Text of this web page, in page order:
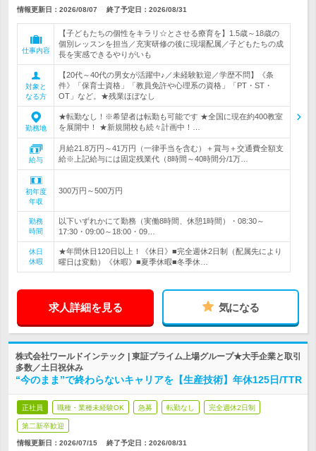
情報更新日：2026/08/07 終了予定日： 2026/08/31
仕事内容
【子どもたちの個性をキラリ☆とさせる療育を】1.5歳～18歳の
個別レッスンを担当／充実研修の後に現場配属／子どもたちの成
長を実感できるやりがいも
対象と
なる方
【20代～40代の男女が活躍中♪／未経験歓迎／学歴不問】《条
件》「保育士資格」「教員免許や心理系の資格」「PT・ST・
OT」など。★残業ほぼなし
勤務地
★転勤なし！※希望者は転勤も可能です ★全国に現在約400教室
を展開中！ ★新規開校も続々計画中！…
給与
月給21.8万円～41万円（一律手当を含む）＋賞与＋交通費全額支
給※上記給与には固定残業代（8時間～40時間分/1万…
初年度
年収
300万円～500万円
勤務
時間
以下いずれかにて勤務（実働8時間、休憩1時間）・08:30～
17:30・09:00～18:00・09…
休日
休暇
★年間休日120日以上！《休日》■完全週休2日制（配属先により
曜日は変動）《休暇》■夏季休暇■冬季休…
求人詳細を見る 気になる
株式会社ワールドインテック | 東証プライム上場グループ★大手企業と取引
多数／土日祝休み
“今のまま”で終わらないキャリアを【生産技術】年休125日/TTR
正社員 職種・業種未経験OK 急募 転勤なし 完全週休2日制
第二新卒歓迎
情報更新日：2026/07/15 終了予定日： 2026/08/31